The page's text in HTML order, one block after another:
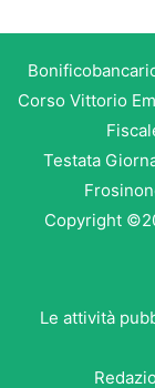
Corso Vittorio
Testata
Copyright
Le attività